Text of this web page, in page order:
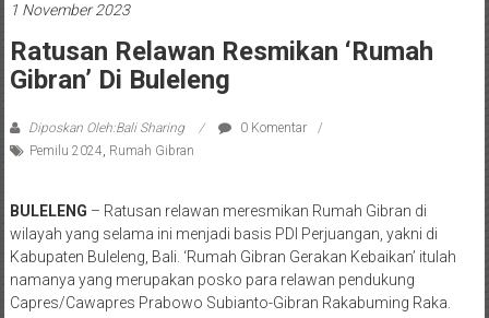
1 November 2023
Ratusan Relawan Resmikan ‘Rumah
Gibran’ Di Buleleng
Diposkan Oleh:Bali Sharing
0 Komentar
Pemilu 2024, Rumah Gibran
BULELENG – Ratusan relawan meresmikan Rumah Gibran di
wilayah yang selama ini menjadi basis PDI Perjuangan, yakni di
Kabupaten Buleleng, Bali. ‘Rumah Gibran Gerakan Kebaikan’ itulah
namanya yang merupakan posko para relawan pendukung
Capres/Cawapres Prabowo Subianto-Gibran Rakabuming Raka.